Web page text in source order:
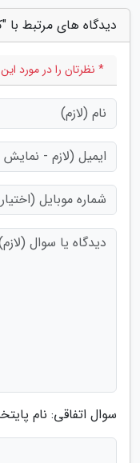
دیدگاه های مرتبط با
* نظرتان را در مورد این
سوال اتفاقی: نام